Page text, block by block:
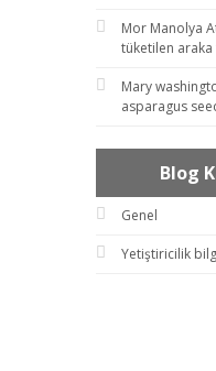
Mor Manolya
tüketilen
Mary
asparagus
Blog
Genel
Yetiştiricilik